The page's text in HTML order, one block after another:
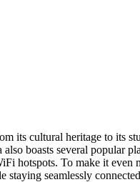
cultural heritage to its
boasts several popular
To make it even
seamlessly